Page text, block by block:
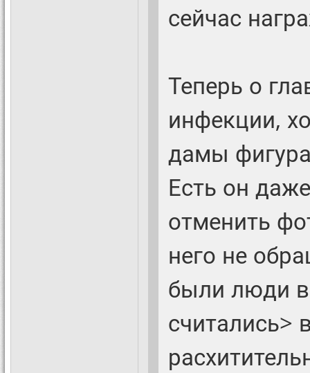
сейчас
Теперь о
инфекции,
дамы
Есть он
отменить
него не
были люди в
считались>